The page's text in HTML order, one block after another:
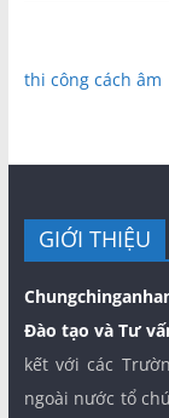
thi công cách âm
GIỚI THIỆU
Đào tạo và Tư
kết với các
ngoài nước tổ